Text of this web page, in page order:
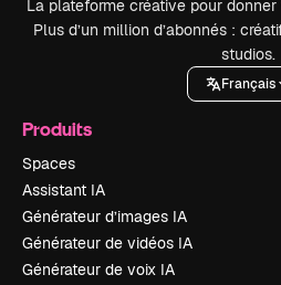
La plateforme créative pour
Plus d’un million d’abonnés :
studios.
Français
Produits
Spaces
Assistant IA
Générateur d’images IA
Générateur de vidéos IA
Générateur de voix IA